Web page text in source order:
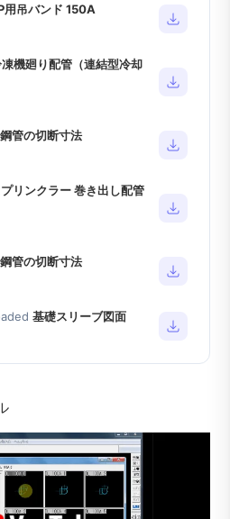
用吊バンド 150A
機廻り配管（連結型冷却
管の切断寸法
プリンクラー 巻き出し配管
管の切断寸法
基礎スリーブ図面